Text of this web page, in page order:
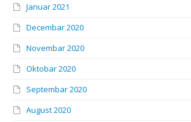
Januar 2021
Decembar 2020
Novembar 2020
Oktobar 2020
Septembar 2020
August 2020